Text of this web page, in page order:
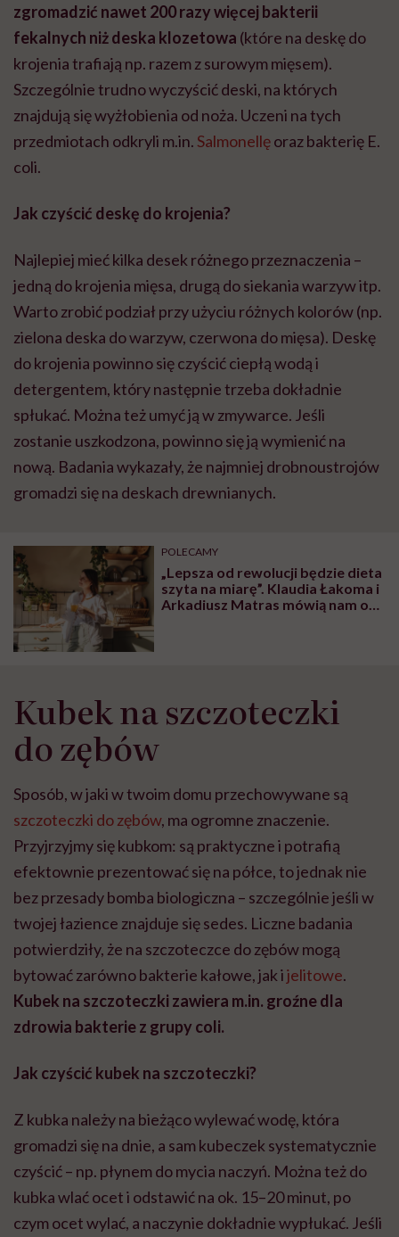
zgromadzić nawet 200 razy więcej bakterii
fekalnych niż deska klozetowa (które na deskę do
krojenia trafiają np. razem z surowym mięsem).
Szczególnie trudno wyczyścić deski, na których
znajdują się wyżłobienia od noża. Uczeni na tych
przedmiotach odkryli m.in. Salmonellęoraz bakterię E.
coli.
Jak czyścić deskę do krojenia?
Najlepiej mieć kilka desek różnego przeznaczenia –
jedną do krojenia mięsa, drugą do siekania warzyw itp.
Warto zrobić podział przy użyciu różnych kolorów (np.
zielona deska do warzyw, czerwona do mięsa). Deskę
do krojenia powinno się czyścić ciepłą wodą i
detergentem, który następnie trzeba dokładnie
spłukać. Można też umyć ją w zmywarce. Jeśli
zostanie uszkodzona, powinno się ją wymienić na
nową. Badania wykazały, że najmniej drobnoustrojów
gromadzi się na deskach drewnianych.
POLECAMY
„Lepsza od rewolucji będzie dieta
szyta na miarę”. Klaudia Łakoma i
Arkadiusz Matras mówią nam o
Kubek na szczoteczki
do zębów
Sposób, w jaki w twoim domu przechowywane są
szczoteczki do zębów, ma ogromne znaczenie.
Przyjrzyjmy się kubkom: są praktyczne i potrafią
efektownie prezentować się na półce, to jednak nie
bez przesady bomba biologiczna – szczególnie jeśli w
twojej łazience znajduje się sedes. Liczne badania
potwierdziły, że na szczoteczce do zębów mogą
bytować zarówno bakterie kałowe, jak ijelitowe.
Kubek na szczoteczki zawiera m.in. groźne dla
zdrowia bakterie z grupy coli.
Jak czyścić kubek na szczoteczki?
Z kubka należy na bieżąco wylewać wodę, która
gromadzi się na dnie, a sam kubeczek systematycznie
czyścić – np. płynem do mycia naczyń. Można też do
kubka wlać ocet i odstawić na ok. 15–20 minut, po
czym ocet wylać, a naczynie dokładnie wypłukać. Jeśli